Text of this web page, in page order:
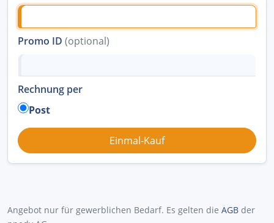
Promo ID (optional)
Rechnung per
Post
Angebot nur für gewerblichen Bedarf. Es gelten die AGB der